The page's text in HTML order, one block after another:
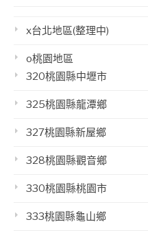
x台北地區(整理中)
o桃園地區
320桃園縣中壢市
325桃園縣龍潭鄉
327桃園縣新屋鄉
328桃園縣觀音鄉
330桃園縣桃園市
333桃園縣龜山鄉